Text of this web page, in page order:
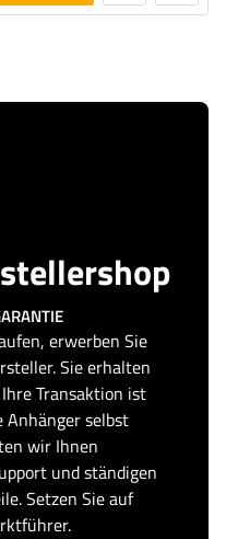
erwerben Sie
Sie erhalten
Transaktion ist
Anhänger selbst
wir Ihnen
und ständigen
Setzen Sie auf